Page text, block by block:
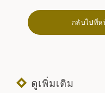
กลับไปที่ห
ดูเพิ่มเติม